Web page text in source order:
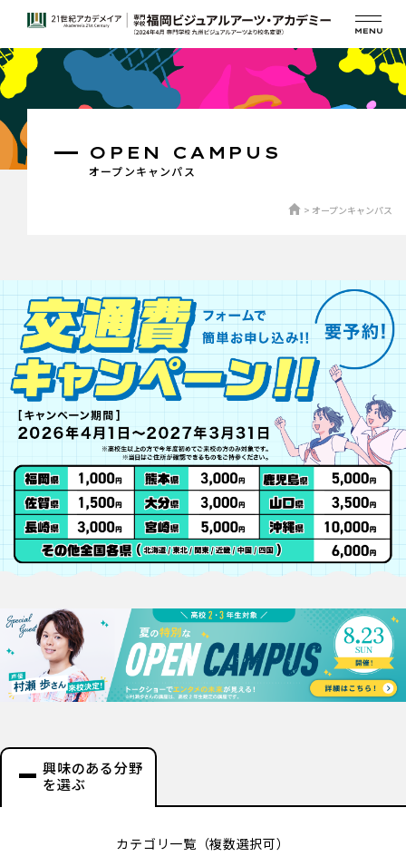
オープンキャンパス
OPEN CAMPUS
オープンキャンパス
興味のある分野
を選ぶ
カテゴリ一覧（複数選択可）